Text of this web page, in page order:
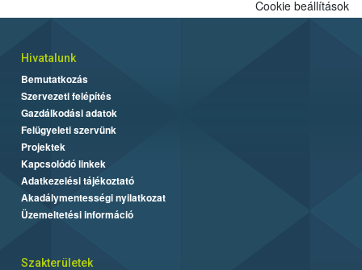
Cookie beállítások
Hivatalunk
Bemutatkozás
Szervezeti felépítés
Gazdálkodási adatok
Felügyeleti szervünk
Projektek
Kapcsolódó linkek
Adatkezelési tájékoztató
Akadálymentességi nyilatkozat
Üzemeltetési információ
Szakterületek